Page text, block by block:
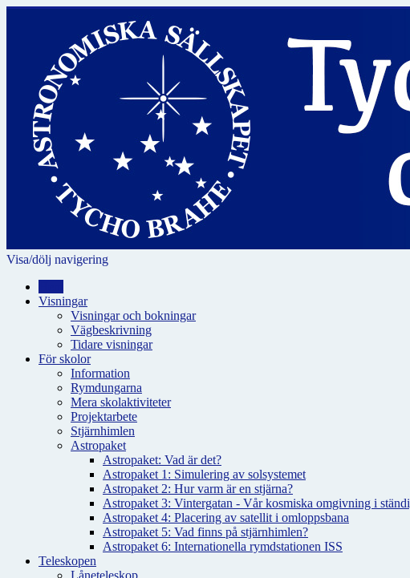
Visa/dölj navigering
Visningar
Visningar och bokningar
Vägbeskrivning
Tidare visningar
För skolor
Information
Rymdungarna
Mera skolaktiviteter
Projektarbete
Stjärnhimlen
Astropaket
Astropaket: Vad är det?
Astropaket 1: Simulering av solsystemet
Astropaket 2: Hur varm är en stjärna?
Astropaket 3: Vintergatan - Vår kosmiska omgivning i
Astropaket 4: Placering av satellit i omloppsbana
Astropaket 5: Vad finns på stjärnhimlen?
Astropaket 6: Internationella rymdstationen ISS
Teleskopen
Låneteleskop